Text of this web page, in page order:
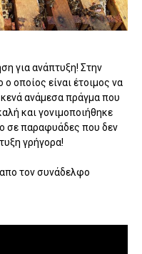
για ανάπτυξη! Στην
οποίος είναι έτοιμος να
ανάμεσα πράγμα που
και γονιμοποιήθηκε
σε παραφυάδες που δεν
γρήγορα!
τον συνάδελφο